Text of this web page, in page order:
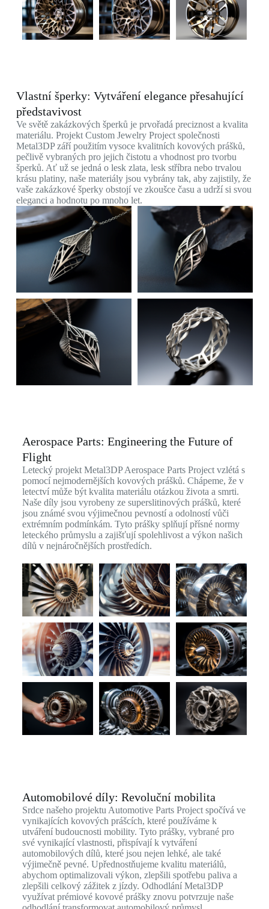
Vlastní šperky: Vytváření elegance přesahující
představivost
Ve světě zakázkových šperků je prvořadá preciznost a kvalita
materiálu. Projekt Custom Jewelry Project společnosti
Metal3DP září použitím vysoce kvalitních kovových prášků,
pečlivě vybraných pro jejich čistotu a vhodnost pro tvorbu
šperků. Ať už se jedná o lesk zlata, lesk stříbra nebo trvalou
krásu platiny, naše materiály jsou vybrány tak, aby zajistily, že
vaše zakázkové šperky obstojí ve zkoušce času a udrží si svou
eleganci a hodnotu po mnoho let.
Aerospace Parts: Engineering the Future of
Flight
Letecký projekt Metal3DP Aerospace Parts Project vzlétá s
pomocí nejmodernějších kovových prášků. Chápeme, že v
letectví může být kvalita materiálu otázkou života a smrti.
Naše díly jsou vyrobeny ze superslitinových prášků, které
jsou známé svou výjimečnou pevností a odolností vůči
extrémním podmínkám. Tyto prášky splňují přísné normy
leteckého průmyslu a zajišťují spolehlivost a výkon našich
dílů v nejnáročnějších prostředích.
Automobilové díly: Revoluční mobilita
Srdce našeho projektu Automotive Parts Project spočívá ve
vynikajících kovových prášcích, které používáme k
utváření budoucnosti mobility. Tyto prášky, vybrané pro
své vynikající vlastnosti, přispívají k vytváření
automobilových dílů, které jsou nejen lehké, ale také
výjimečně pevné. Upřednostňujeme kvalitu materiálů,
abychom optimalizovali výkon, zlepšili spotřebu paliva a
zlepšili celkový zážitek z jízdy. Odhodlání Metal3DP
využívat prémiové kovové prášky znovu potvrzuje naše